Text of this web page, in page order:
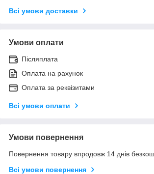
Всі умови доставки
Умови оплати
Післяплата
Оплата на рахунок
Оплата за реквізитами
Всі умови оплати
Умови повернення
Повернення товару впродовж 14 днів
Всі умови повернення